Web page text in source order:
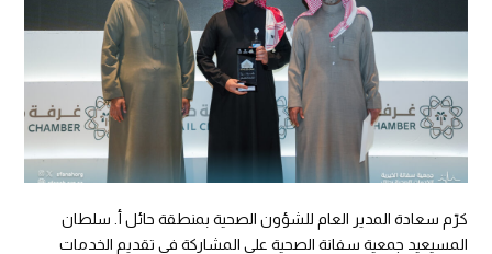
كرّم سعادة المدير العام للشؤون الصحية بمنطقة حائل أ. سلطان
المسيعيد جمعية سفانة الصحية على المشاركة في تقديم الخدمات